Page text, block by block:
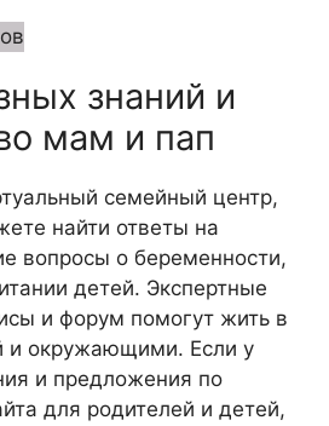
знаний и
мам и пап
семейный центр,
найти ответы на
вопросы о беременности,
детей. Экспертные
и форум помогут жить в
и окружающими. Если у
и предложения по
для родителей и детей,